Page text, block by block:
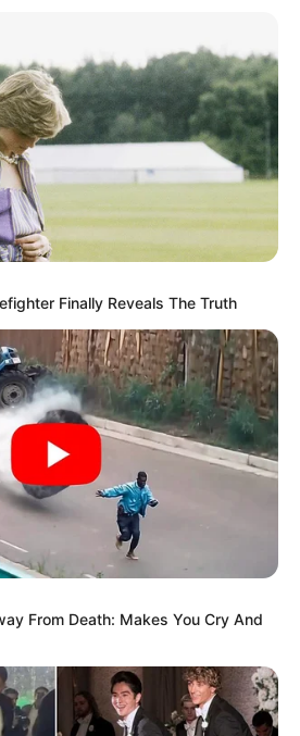
Finally Reveals The Truth
From Death: Makes You Cry And